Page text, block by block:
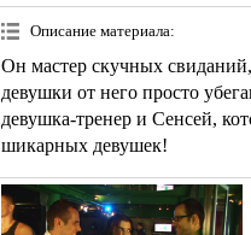
Описание материала:
Он мастер скучных
девушки от него просто
девушка-тренер и Сенсей,
шикарных девушек!